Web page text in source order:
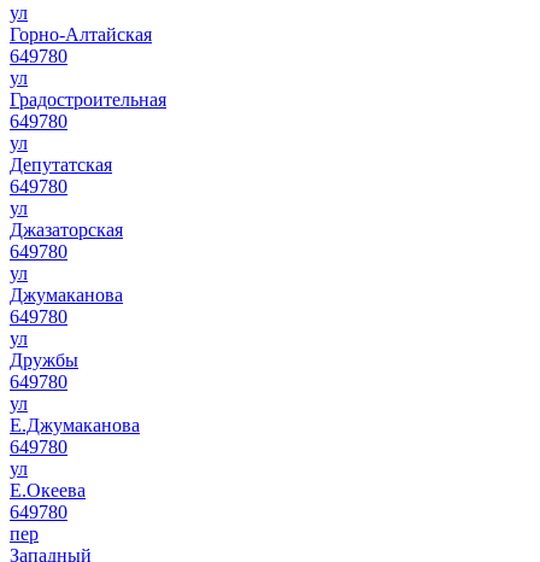
ул
Горно-Алтайская
649780
ул
Градостроительная
649780
ул
Депутатская
649780
ул
Джазаторская
649780
ул
Джумаканова
649780
ул
Дружбы
649780
ул
Е.Джумаканова
649780
ул
Е.Океева
649780
пер
Западный